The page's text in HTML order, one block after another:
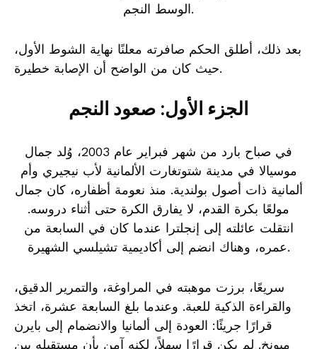
الوسط النجم.
بعد ذلك، أطلق الحكم صافرته معلنًا نهاية الشوط الأول،
حيث كان من الواضح أن الإصابة خطيرة.
الجزء الأول: صعود النجم
في صباح بارد من شهر فبراير عام 2003، وُلد جمال
موسيالا في مدينة شتوتغارت الألمانية لأب نيجيري وأم
ألمانية ذات أصول بولندية. منذ نعومة أظفاره، كان جمال
مولعًا بكرة القدم، لا يفارق الكرة حتى أثناء دروسه.
انتقلت عائلته إلى إنجلترا عندما كان في السابعة من
عمره، وهناك انضم إلى أكاديمية تشيلسي الشهيرة.
سريعًا، برزت موهبته في المراوغة، والتمرير الدقيق،
والقراءة الذكية للعبة. وعندما بلغ السابعة عشرة، اتخذ
قرارًا جريئًا: العودة إلى ألمانيا والانضمام إلى بايرن
ميونخ. لم يكن قرارًا سهلاً، لكنه آمن بأن مستقبله بين